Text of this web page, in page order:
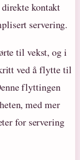
kontakt
servering.
til vekst, og i
ved å flytte til
flyttingen
med mer
for servering